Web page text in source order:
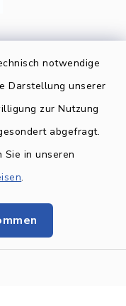
notwendige
Darstellung unserer
zur Nutzung
abgefragt.
in unseren
.